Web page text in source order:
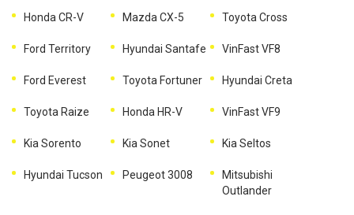
Honda CR-V Mazda CX-5 Toyota Cross
Ford Territory Hyundai Santafe VinFast VF8
Ford Everest Toyota Fortuner Hyundai Creta
Toyota Raize Honda HR-V VinFast VF9
Kia Sorento Kia Sonet Kia Seltos
Hyundai Tucson Peugeot 3008
Mitsubishi
Outlander